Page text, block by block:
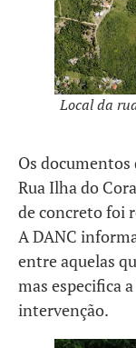
Local da
Os
Rua Ilha do
de concreto foi
A DANC
entre aquelas
mas especifica
intervenção.